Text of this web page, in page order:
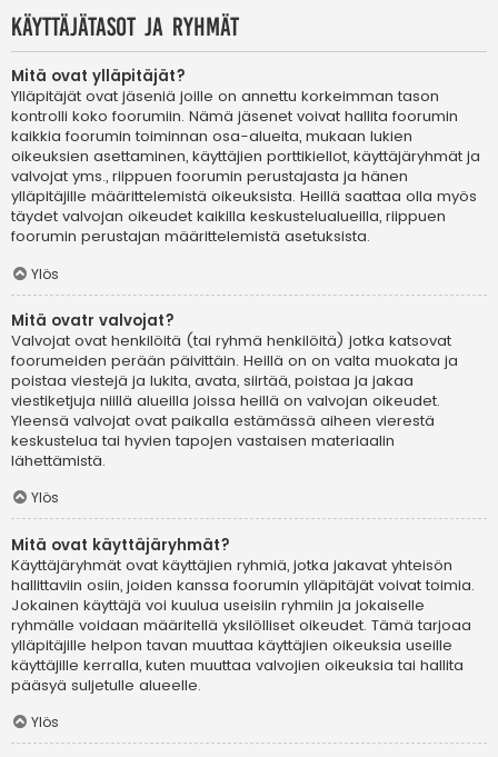
Käyttäjätasot ja ryhmät
Mitä ovat ylläpitäjät?
Ylläpitäjät ovat jäseniä joille on annettu korkeimman tason
kontrolli koko foorumiin. Nämä jäsenet voivat hallita foorumin
kaikkia foorumin toiminnan osa-alueita, mukaan lukien
oikeuksien asettaminen, käyttäjien porttikiellot, käyttäjäryhmät ja
valvojat yms., riippuen foorumin perustajasta ja hänen
ylläpitäjille määrittelemistä oikeuksista. Heillä saattaa olla myös
täydet valvojan oikeudet kaikilla keskustelualueilla, riippuen
foorumin perustajan määrittelemistä asetuksista.
Ylös
Mitä ovatr valvojat?
Valvojat ovat henkilöitä (tai ryhmä henkilöitä) jotka katsovat
foorumeiden perään päivittäin. Heillä on on valta muokata ja
poistaa viestejä ja lukita, avata, siirtää, poistaa ja jakaa
viestiketjuja niillä alueilla joissa heillä on valvojan oikeudet.
Yleensä valvojat ovat paikalla estämässä aiheen vierestä
keskustelua tai hyvien tapojen vastaisen materiaalin
lähettämistä.
Ylös
Mitä ovat käyttäjäryhmät?
Käyttäjäryhmät ovat käyttäjien ryhmiä, jotka jakavat yhteisön
hallittaviin osiin, joiden kanssa foorumin ylläpitäjät voivat toimia.
Jokainen käyttäjä voi kuulua useisiin ryhmiin ja jokaiselle
ryhmälle voidaan määritellä yksilölliset oikeudet. Tämä tarjoaa
ylläpitäjille helpon tavan muuttaa käyttäjien oikeuksia useille
käyttäjille kerralla, kuten muuttaa valvojien oikeuksia tai hallita
pääsyä suljetulle alueelle.
Ylös